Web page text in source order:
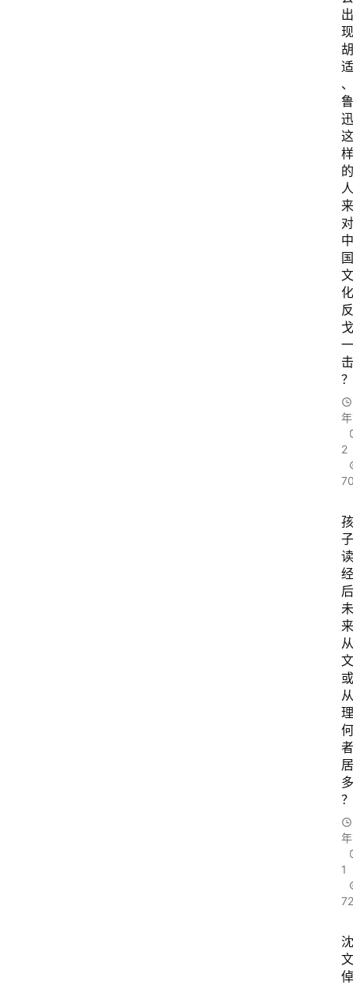
出
现
胡
适
、
鲁
迅
这
样
的
人
来
对
中
国
文
化
反
戈
一
击
？
2
孩
子
读
经
后
未
来
从
文
或
从
理
何
者
居
多
？
1
沈
文
倬